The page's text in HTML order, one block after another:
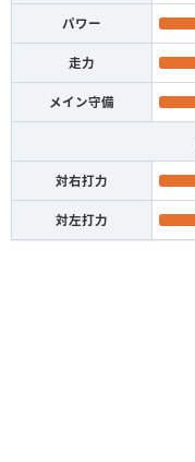
パワー
走力
メイン守備
対右打力
対左打力